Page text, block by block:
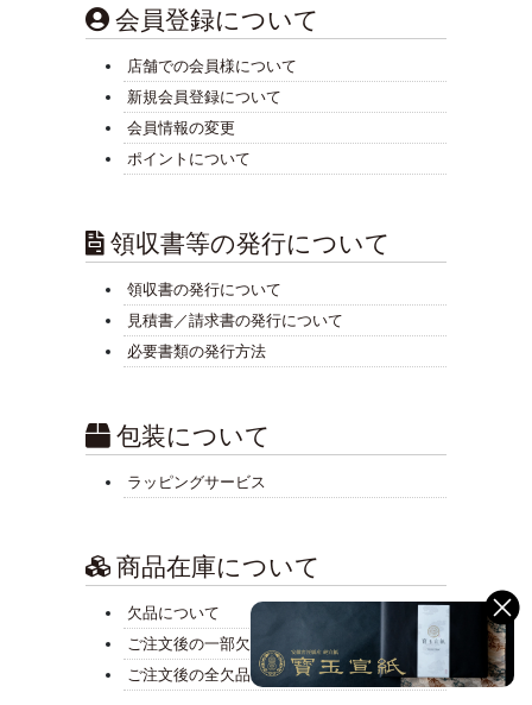
会員登録について
店舗での会員様について
新規会員登録について
会員情報の変更
ポイントについて
領収書等の発行について
領収書の発行について
見積書／請求書の発行について
必要書類の発行方法
包装について
ラッピングサービス
商品在庫について
欠品について
ご注文後の一部欠品
ご注文後の全欠品